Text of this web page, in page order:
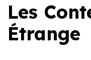
Les
Étrange